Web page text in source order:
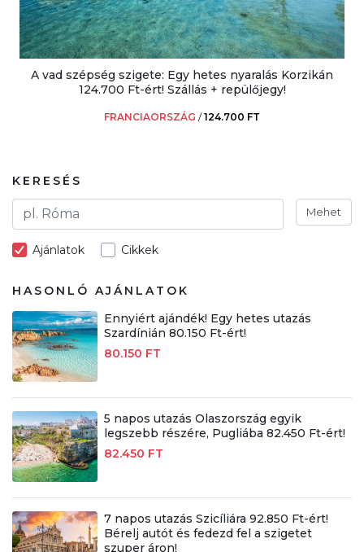
A vad szépség szigete: Egy hetes nyaralás Korzikán
124.700 Ft-ért! Szállás + repülőjegy!
FRANCIAORSZÁG /124.700 FT
KERESÉS
Mehet
Ajánlatok Cikkek
HASONLÓ AJÁNLATOK
Ennyiért ajándék! Egy hetes utazás
Szardínián 80.150 Ft-ért!
80.150 FT
5 napos utazás Olaszország egyik
legszebb részére, Pugliába 82.450 Ft-ért!
82.450 FT
7 napos utazás Szicíliára 92.850 Ft-ért!
Bérelj autót és fedezd fel a szigetet
szuper áron!